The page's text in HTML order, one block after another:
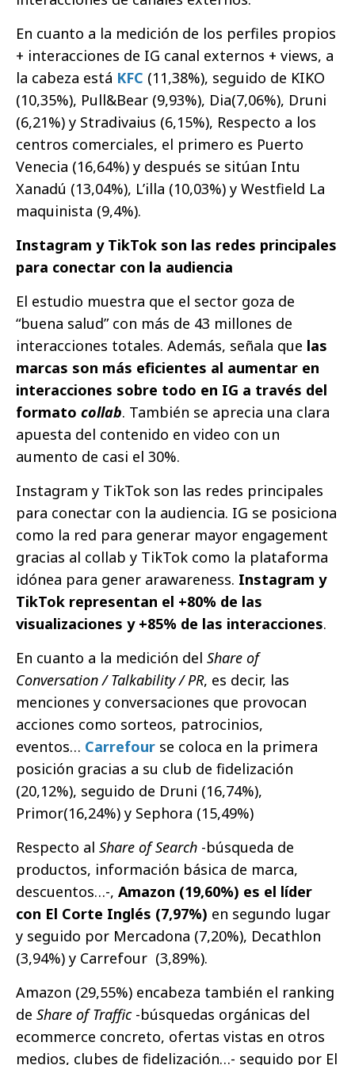
En cuanto a la medición de los perfiles propios
+ interacciones de IG canal externos + views, a
la cabeza está KFC (11,38%), seguido de KIKO
(10,35%), Pull&Bear (9,93%), Dia(7,06%), Druni
(6,21%) y Stradivaius (6,15%), Respecto a los
centros comerciales, el primero es Puerto
Venecia (16,64%) y después se sitúan Intu
Xanadú (13,04%), L’illa (10,03%) y Westfield La
maquinista (9,4%).
Instagram y TikTok son las redes principales
para conectar con la audiencia
El estudio muestra que el sector goza de
“buena salud” con más de 43 millones de
interacciones totales. Además, señala que las
marcas son más eficientes al aumentar en
interacciones sobre todo en IG a través del
formato collab. También se aprecia una clara
apuesta del contenido en video con un
aumento de casi el 30%.
Instagram y TikTok son las redes principales
para conectar con la audiencia. IG se posiciona
como la red para generar mayor engagement
gracias al collab y TikTok como la plataforma
idónea para gener arawareness. Instagram y
TikTok representan el +80% de las
visualizaciones y +85% de las interacciones.
En cuanto a la medición del Share of
Conversation / Talkability / PR, es decir, las
menciones y conversaciones que provocan
acciones como sorteos, patrocinios,
eventos… Carrefour se coloca en la primera
posición gracias a su club de fidelización
(20,12%), seguido de Druni (16,74%),
Primor(16,24%) y Sephora (15,49%)
Respecto al Share of Search -búsqueda de
productos, información básica de marca,
descuentos…-, Amazon (19,60%) es el líder
con El Corte Inglés (7,97%) en segundo lugar
y seguido por Mercadona (7,20%), Decathlon
(3,94%) y Carrefour (3,89%).
Amazon (29,55%) encabeza también el ranking
de Share of Traffic-búsquedas orgánicas del
ecommerce concreto, ofertas vistas en otros
medios, clubes de fidelización…- seguido por El